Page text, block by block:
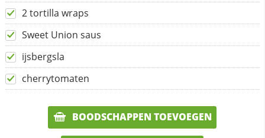
2 tortilla wraps
Sweet Union saus
ijsbergsla
cherrytomaten
BOODSCHAPPEN TOEVOEGEN